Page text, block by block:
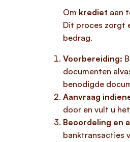
Om krediet aan
Dit proces zorgt
bedrag.
Voorbereiding:
documenten
benodigde
Aanvraag
door en vult u
Beoordeling en
banktransacties